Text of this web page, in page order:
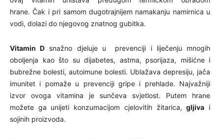
hrane. Čak i pri samom dugotrajnijem namakanju namirnica u
vodi, dolazi do njegovog znatnog gubitka.
Vitamin D snažno djeluje u prevenciji i liječenju mnogih
oboljenja kao što su dijabetes, astma, psorijaza, mišićne i
bubrežne bolesti, autoimune bolesti. Ublažava depresiju, jača
imunitet i pomaže u prevenciji gripe i prehlade. Najvažniji
izvor ovoga vitamina je sunčeva svjetlost. Putem hrane
možete ga unijeti konzumacijom cjelovitih žitarica,gljiva i
sojinih proizvoda.